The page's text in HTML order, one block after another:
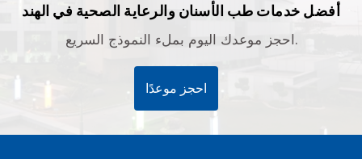
أفضل خدمات طب الأسنان والرعاية الصحية في الهند
احجز موعدك اليوم بملء النموذج السريع.
احجز موعدًا